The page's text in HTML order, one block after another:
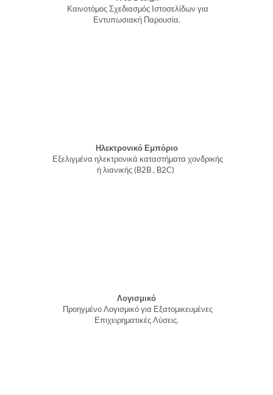
Καινοτόμος Σχεδιασμός Ιστοσελίδων για
Εντυπωσιακή Παρουσία.
Ηλεκτρονικό Εμπόριο
Εξελιγμένα ηλεκτρονικά καταστήματα χονδρικής
ή λιανικής (B2B , B2C)
Λογισμικό
Προηγμένο Λογισμικό για Εξατομικευμένες
Επιχειρηματικές Λύσεις.